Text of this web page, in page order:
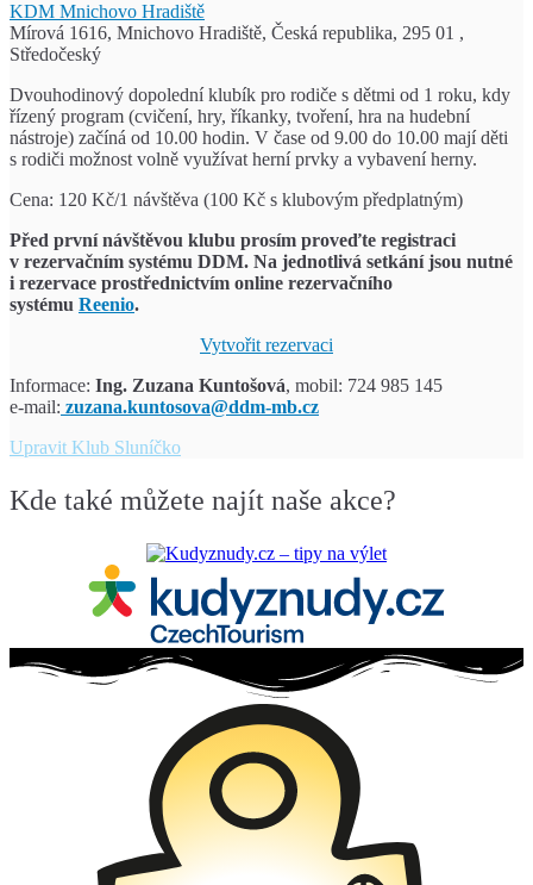
KDM Mnichovo Hradiště
Mírová 1616, Mnichovo Hradiště, Česká republika, 295 01 ,
Středočeský
Dvouhodinový dopolední klubík pro rodiče s dětmi od 1 roku, kdy
řízený program (cvičení, hry, říkanky, tvoření, hra na hudební
nástroje) začíná od 10.00 hodin. V čase od 9.00 do 10.00 mají děti
s rodiči možnost volně využívat herní prvky a vybavení herny.
Cena: 120 Kč/1 návštěva (100 Kč s klubovým předplatným)
Před první návštěvou klubu prosím proveďte registraci
v rezervačním systému DDM. Na jednotlivá setkání jsou nutné
i rezervace prostřednictvím online rezervačního
systému Reenio.
Vytvořit rezervaci
Informace: Ing. Zuzana Kuntošová, mobil: 724 985 145
e-mail: zuzana.kuntosova@ddm-mb.cz
Upravit Klub Sluníčko
Kde také můžete najít naše akce?